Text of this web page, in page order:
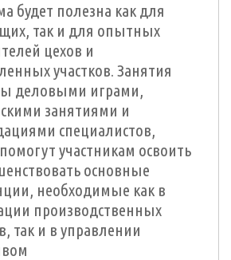
будет полезна как для
так и для опытных
цехов и
участков. Занятия
деловыми играми,
занятиями и
специалистов,
участникам освоить
основные
необходимые как в
производственных
так и в управлении